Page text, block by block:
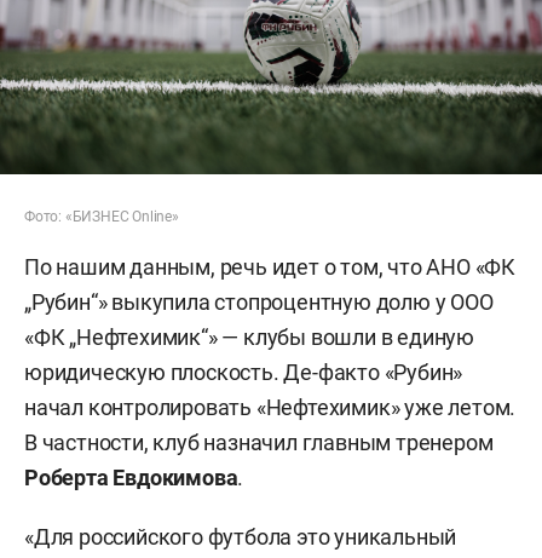
Фото: «БИЗНЕС Online»
По нашим данным, речь идет о том, что АНО «ФК
„Рубин“» выкупила стопроцентную долю у ООО
«ФК „Нефтехимик“» — клубы вошли в единую
юридическую плоскость. Де-факто «Рубин»
начал контролировать «Нефтехимик» уже летом.
В частности, клуб назначил главным тренером
Роберта Евдокимова.
«Для российского футбола это уникальный